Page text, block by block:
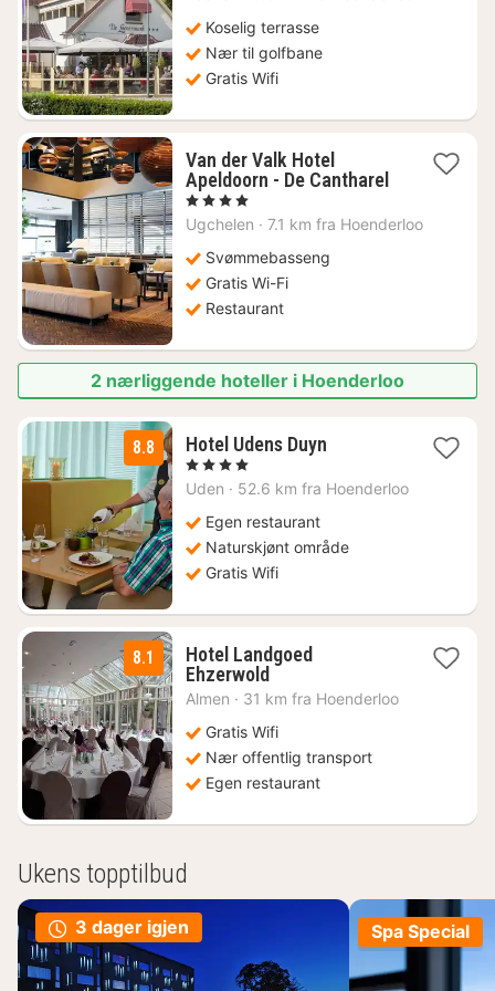
1378
kr.
Koselig terrasse
Nær til golfbane
Gratis Wifi
Van der Valk Hotel
Apeldoorn - De Cantharel1
fra
, 4 Stjerner
Ugchelen · 7.1 km fra Hoenderloo
Svømmebasseng
Gratis Wi-Fi
Restaurant
2 nærliggende hoteller i Hoenderloo
8.8 Hotel Udens Duyn2
fra
, 4 Stjerner
Uden · 52.6 km fra Hoenderloo
Egen restaurant
Naturskjønt område
Gratis Wifi
8.1
Hotel Landgoed
Ehzerwold1
natt
1653
kr.
Almen · 31 km fra Hoenderloo
Gratis Wifi
Nær offentlig transport
Egen restaurant
Ukens topptilbud
3 dager igjen Spa Special